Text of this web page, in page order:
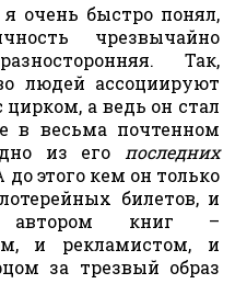
очень быстро понял,
чрезвычайно
Так,
людей ассоциируют
а ведь он стал
в весьма почтенном
из его последних
этого кем он только
билетов, и
автором книг –
и рекламистом, и
за трезвый образ